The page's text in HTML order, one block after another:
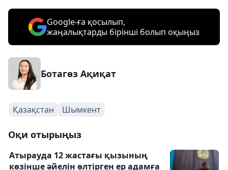
Google-ға қосылып,
жаңалықтарды бірінші болып оқыңыз
Ботагөз Ақиқат
Қазақстан Шымкент
Оқи отырыңыз
Атырауда 12 жастағы қызының
көзінше әйелін өлтірген ер адамға